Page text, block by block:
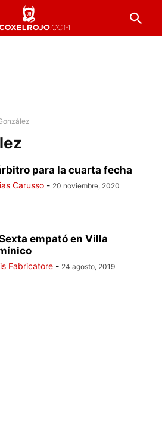
para la cuarta fecha
Carusso - 20 noviembre, 2020
empató en Villa
Fabricatore - 24 agosto, 2019